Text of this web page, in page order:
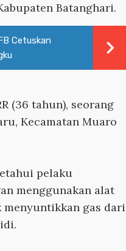
Batanghari.
Cetuskan
(36 tahun), seorang
Kecamatan Muaro
pelaku
menggunakan alat
gas dari